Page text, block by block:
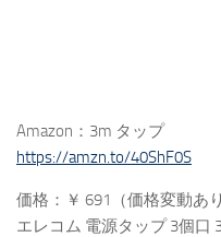
Amazon：3m タップ
https://amzn.to/40ShF0S
価格：￥ 691（価格変動あり
エレコム 電源タップ 3個口